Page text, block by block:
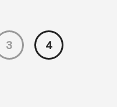
3 4